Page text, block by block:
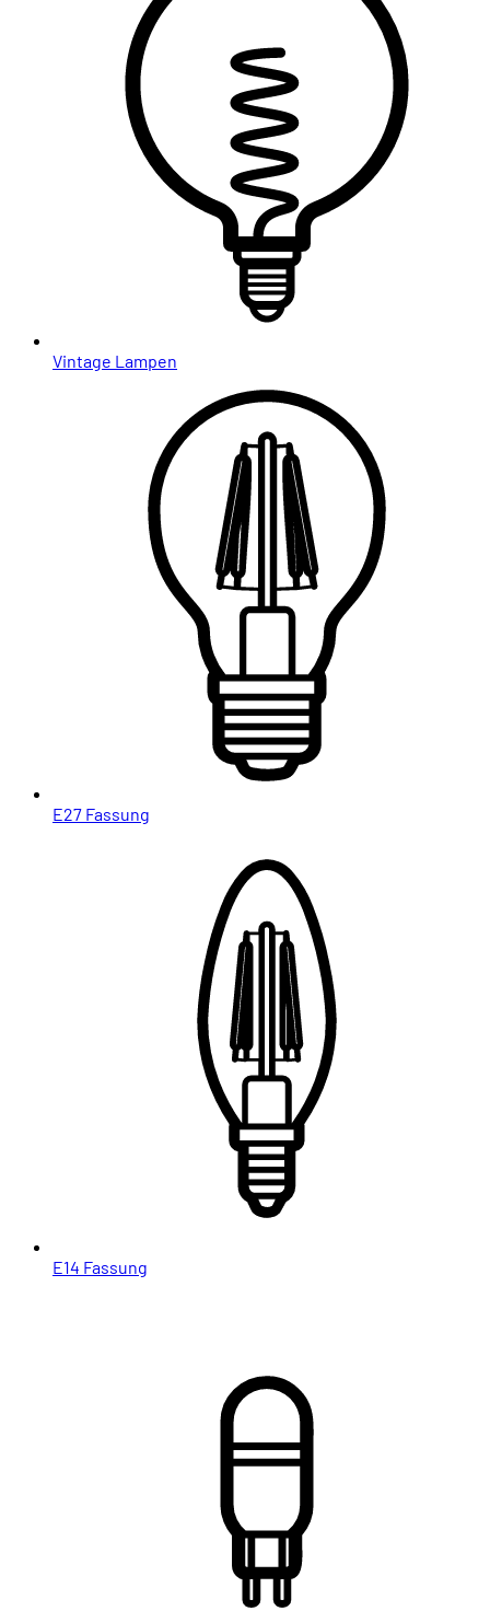
Vintage Lampen
E27 Fassung
E14 Fassung